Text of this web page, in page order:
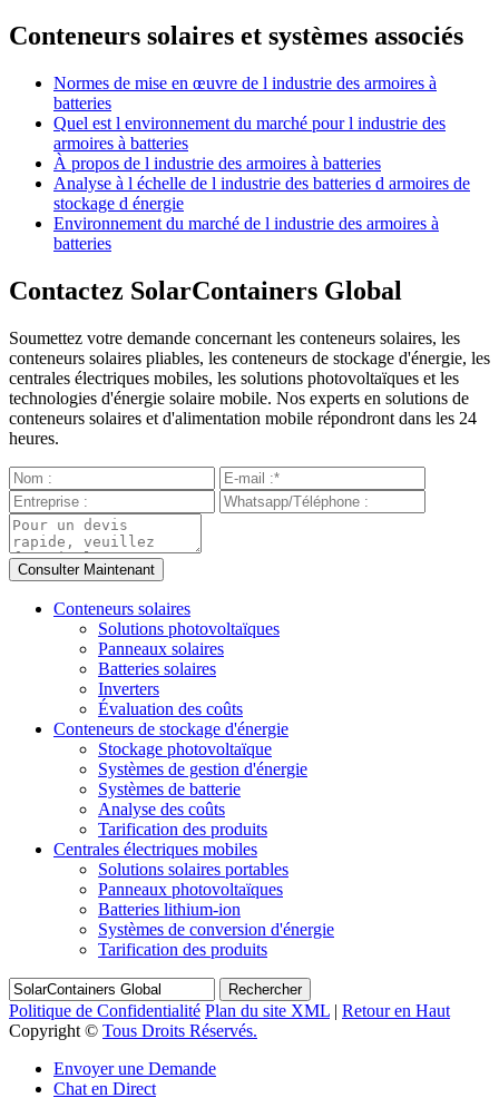
Conteneurs solaires et systèmes associés
Normes de mise en œuvre de l industrie des armoires à
batteries
Quel est l environnement du marché pour l industrie des
armoires à batteries
À propos de l industrie des armoires à batteries
Analyse à l échelle de l industrie des batteries d armoires de
stockage d énergie
Environnement du marché de l industrie des armoires à
batteries
Contactez SolarContainers Global
Soumettez votre demande concernant les conteneurs solaires, les
conteneurs solaires pliables, les conteneurs de stockage d'énergie, les
centrales électriques mobiles, les solutions photovoltaïques et les
technologies d'énergie solaire mobile. Nos experts en solutions de
conteneurs solaires et d'alimentation mobile répondront dans les 24
heures.
Conteneurs solaires
Solutions photovoltaïques
Panneaux solaires
Batteries solaires
Inverters
Évaluation des coûts
Conteneurs de stockage d'énergie
Stockage photovoltaïque
Systèmes de gestion d'énergie
Systèmes de batterie
Analyse des coûts
Tarification des produits
Centrales électriques mobiles
Solutions solaires portables
Panneaux photovoltaïques
Batteries lithium-ion
Systèmes de conversion d'énergie
Tarification des produits
Rechercher
Politique de Confidentialité Plan du site XML | Retour en Haut
Copyright © Tous Droits Réservés.
Envoyer une Demande
Chat en Direct